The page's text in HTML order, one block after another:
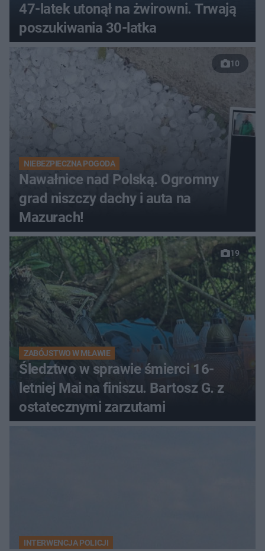
47-latek utonął na żwirowni. Trwają
poszukiwania 30-latka
10
NIEBEZPIECZNA POGODA
Nawałnice nad Polską. Ogromny
grad niszczy dachy i auta na
Mazurach!
19
ZABÓJSTWO W MŁAWIE
Śledztwo w sprawie śmierci 16-
letniej Mai na finiszu. Bartosz G. z
ostatecznymi zarzutami
INTERWENCJA POLICJI